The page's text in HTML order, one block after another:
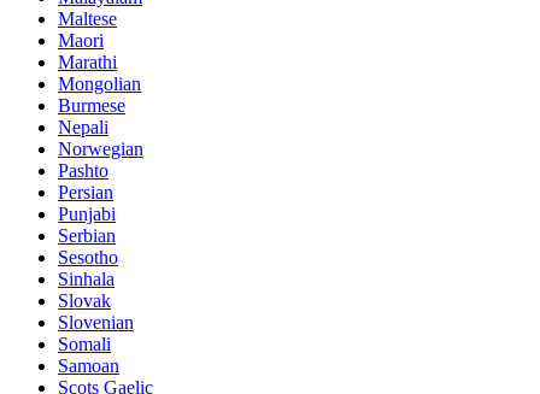
Maltese
Maori
Marathi
Mongolian
Burmese
Nepali
Norwegian
Pashto
Persian
Punjabi
Serbian
Sesotho
Sinhala
Slovak
Slovenian
Somali
Samoan
Scots Gaelic